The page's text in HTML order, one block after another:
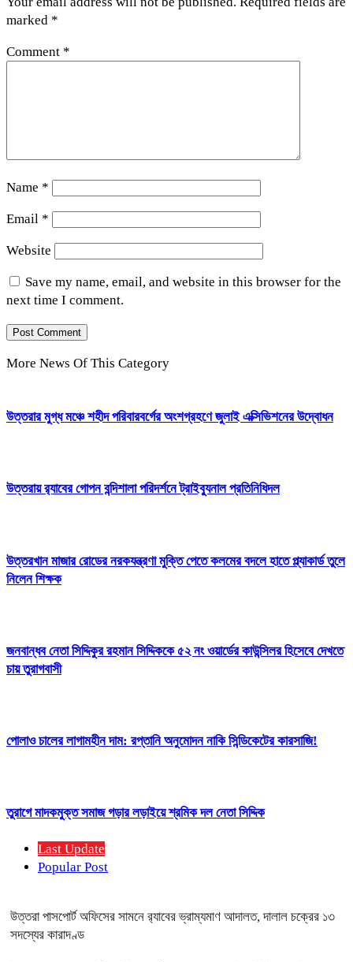
marked *
Comment *
Name *
Email *
Website
Save my name, email, and website in this browser for the
next time I comment.
More News Of This Category
উত্তরার মুগ্ধ মঞ্চে শহীদ পরিবারবর্গের অংশগ্রহণে জুলাই এক্সিভিশনের উদ্বোধন
উত্তরায় র‍্যাবের গোপন বন্দিশালা পরিদর্শনে ট্রাইব্যুনাল প্রতিনিধিদল
উত্তরখান মাজার রোডের নরকযন্ত্রণা মুক্তি পেতে কলমের বদলে হাতে প্ল্যাকার্ড তুলে
নিলেন শিক্ষক
জনবান্ধব নেতা সিদ্দিকুর রহমান সিদ্দিককে ৫২ নং ওয়ার্ডের কাউন্সিলর হিসেবে দেখতে
চায় তুরাগবাসী
পোলাও চালের লাগামহীন দাম: রপ্তানি অনুমোদন নাকি সিন্ডিকেটের কারসাজি!
তুরাগে মাদকমুক্ত সমাজ গড়ার লড়াইয়ে শ্রমিক দল নেতা সিদ্দিক
Last Update
Popular Post
উত্তরা পাসপোর্ট অফিসের সামনে র‍্যাবের ভ্রাম্যমাণ আদালত, দালাল চক্রের ১৩
সদস্যের কারাদণ্ড